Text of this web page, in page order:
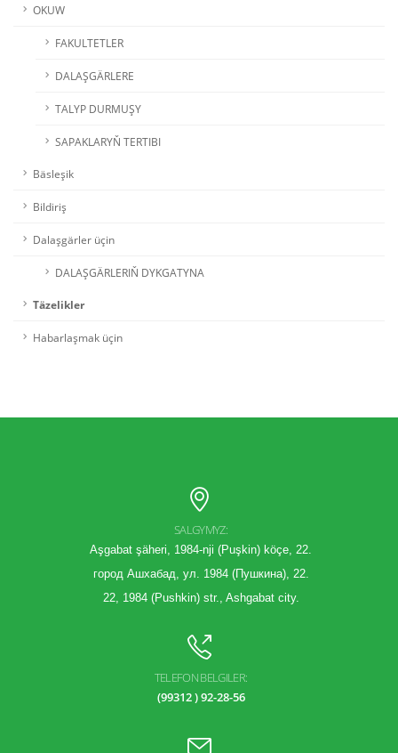
OKUW
FAKULTETLER
DALAŞGÄRLERE
TALYP DURMUŞY
SAPAKLARYŇ TERTIBI
Bäsleşik
Bildiriş
Dalaşgärler üçin
DALAŞGÄRLERIŇ DYKGATYNA
Täzelikler
Habarlaşmak üçin
SALGYMYZ:
Aşgabat şäheri, 1984-nji (Puşkin) köçe, 22.
город Ашхабад, ул. 1984 (Пушкина), 22.
22, 1984 (Pushkin) str., Ashgabat city.
TELEFON BELGILER:
(99312 ) 92-28-56